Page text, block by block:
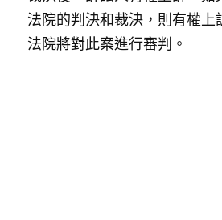
法院的判決和裁決，則有權上
法院將對此案進行審判。